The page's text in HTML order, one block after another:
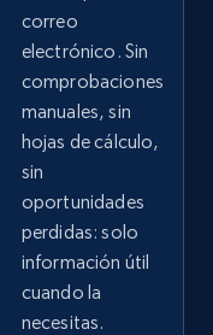
correo
electrónico. Sin
comprobaciones
manuales, sin
hojas de cálculo,
sin
oportunidades
perdidas: solo
información útil
cuando la
necesitas.